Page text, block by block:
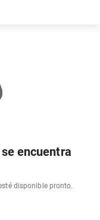
encuentra
disponible pronto.